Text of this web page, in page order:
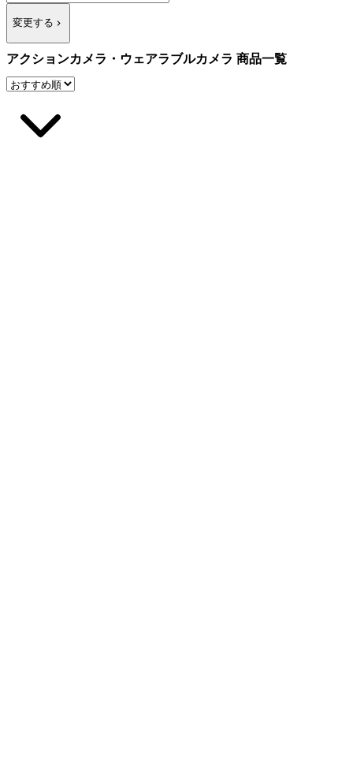
変更する
アクションカメラ・ウェアラブルカメラ 商品一覧